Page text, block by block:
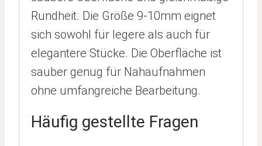
Rundheit. Die Größe 9-10mm eignet
sich sowohl für legere als auch für
elegantere Stücke. Die Oberfläche ist
sauber genug für Nahaufnahmen
ohne umfangreiche Bearbeitung.
Häufig gestellte Fragen